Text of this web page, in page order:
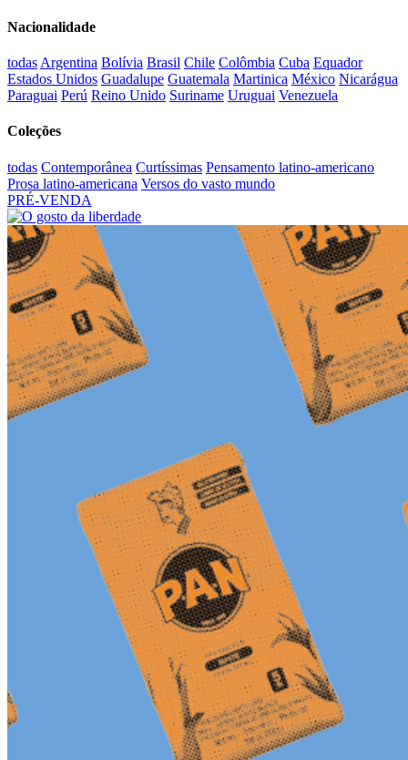
Nacionalidade
todas Argentina Bolívia Brasil Chile Colômbia Cuba Equador
Estados Unidos Guadalupe Guatemala Martinica México Nicarágua
Paraguai Perú Reino Unido Suriname Uruguai Venezuela
Coleções
todas Contemporânea Curtíssimas Pensamento latino-americano
Prosa latino-americana Versos do vasto mundo
PRÉ-VENDA